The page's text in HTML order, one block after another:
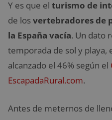
Y es que el turismo de
de losvertebradores de
la España vacía. Un dato
temporada de sol y playa,
alcanzado el 46% según el
EscapadaRural.com.
Antes de meternos de